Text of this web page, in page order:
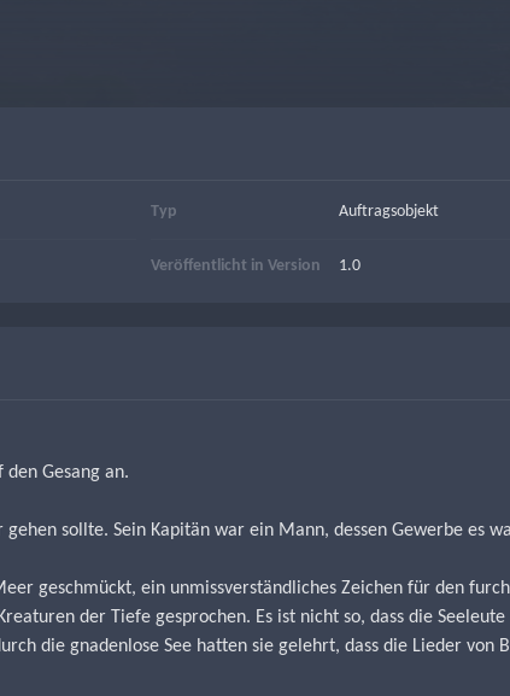
Typ Auftragsobjekt
Veröffentlicht in Version 1.0
Gesang an.
sollte. Sein Kapitän war ein Mann, dessen Gewerbe es
geschmückt, ein unmissverständliches Zeichen für den
der Tiefe gesprochen. Es ist nicht so, dass die
die gnadenlose See hatten sie gelehrt, dass die Lieder von